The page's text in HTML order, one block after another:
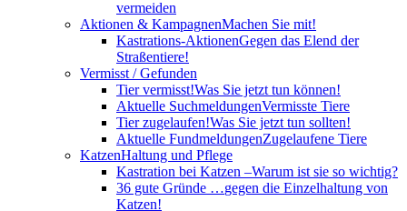
vermeiden
Aktionen & KampagnenMachen Sie mit!
Kastrations-AktionenGegen das Elend der
Straßentiere!
Vermisst / Gefunden
Tier vermisst!Was Sie jetzt tun können!
Aktuelle SuchmeldungenVermisste Tiere
Tier zugelaufen!Was Sie jetzt tun sollten!
Aktuelle FundmeldungenZugelaufene Tiere
KatzenHaltung und Pflege
Kastration bei Katzen –Warum ist sie so wichtig?
36 gute Gründe …gegen die Einzelhaltung von
Katzen!